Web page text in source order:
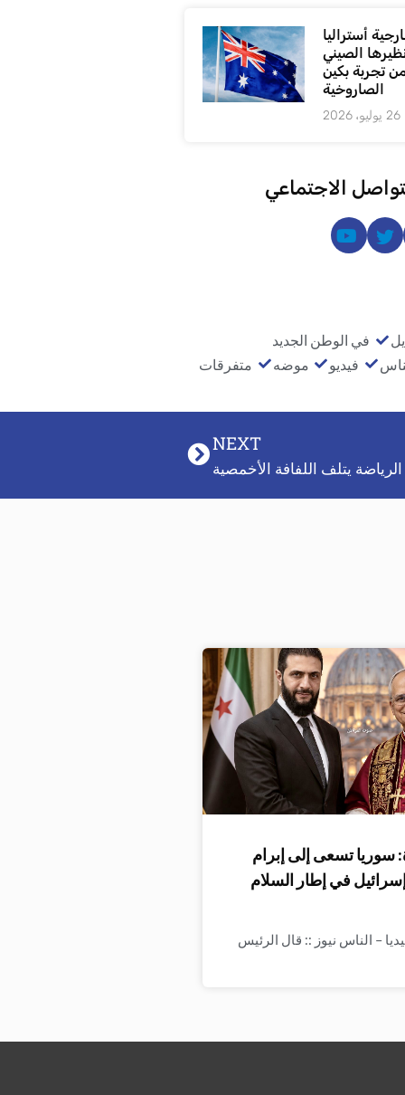
أستراليا
الصيني
تجربة بكين
الصاروخية
26 يوليو، 2026
الاجتماعي
في الوطن الجديد
فيديو موضه متفرقات
NEXT
يتلف اللفافة الأخمصية
سوريا تسعى إلى إبرام
في إطار السلام
– الناس نيوز :: قال الرئيس